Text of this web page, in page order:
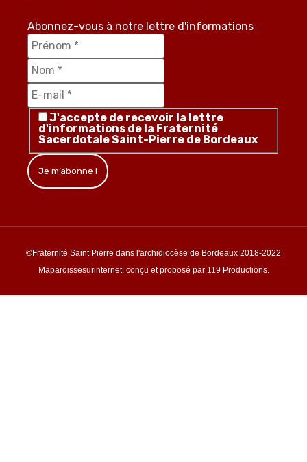
Abonnez-vous à notre lettre d'informations
J'accepte de recevoir la lettre
d'informations de la Fraternité
Sacerdotale Saint-Pierre de Bordeaux
©Fraternité Saint Pierre dans l'archidiocèse de Bordeaux 2018-2022
Maparoissesurinternet, conçu et proposé par 119 Productions.